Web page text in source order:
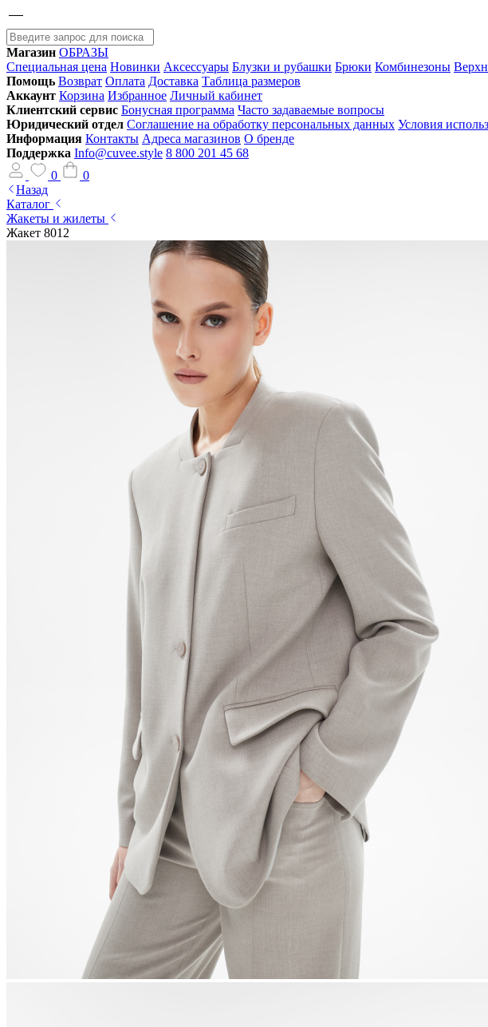
Магазин ОБРАЗЫ
Специальная цена Новинки Аксессуары Блузки и рубашки Брюки Комбинезоны
Помощь Возврат Оплата Доставка Таблица размеров
Аккаунт Корзина Избранное Личный кабинет
Клиентский сервис Бонусная программа Часто задаваемые вопросы
Юридический отдел Соглашение на обработку персональных данных Условия
Информация Контакты Адреса магазинов О бренде
Поддержка Info@cuvee.style 8 800 201 45 68
0
0
Назад
Каталог
Жакеты и жилеты
Жакет 8012